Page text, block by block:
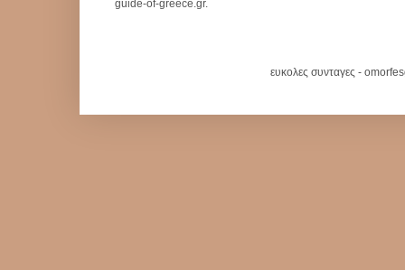
guide-of-greece.gr.
ευκολες συνταγες -